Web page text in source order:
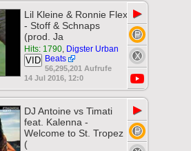
Lil Kleine & Ronnie Flex
- Stoff & Schnaps
(prod. Ja
Hits: 1790, Digster Urban
Beats
VID
56,295,201 Aufrufe
14 Jul 2016, 12:0
▶
DJ Antoine vs Timati
feat. Kalenna -
Welcome to St. Tropez
(
▶